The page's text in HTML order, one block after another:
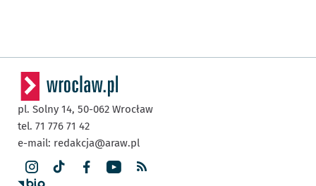
pl. Solny 14, 50-062 Wrocław
tel. 71 776 71 42
e-mail: redakcja@araw.pl